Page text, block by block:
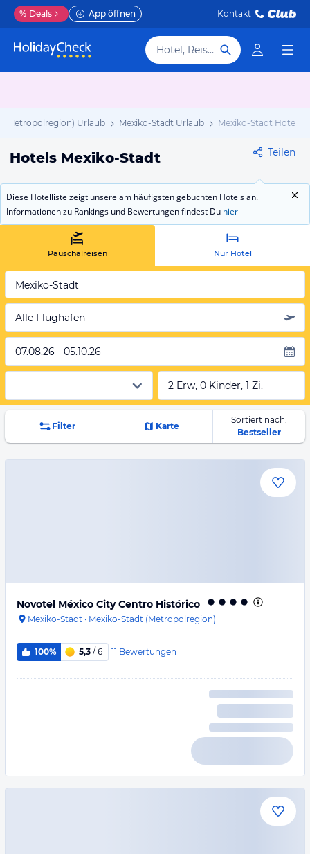
% Deals App öffnen Kontakt
Hotel, Reiseziel
(Metropolregion) Urlaub Mexiko-Stadt Urlaub Mexiko-Stadt Hotels
Hotels Mexiko-Stadt Teilen
Diese Hotelliste zeigt unsere am häufigsten gebuchten Hotels an.
Informationen zu Rankings und Bewertungen findest Du hier
Pauschalreisen Nur Hotel
Mexiko-Stadt
Alle Flughäfen
07.08.26 - 05.10.26
2 Erw, 0 Kinder, 1 Zi.
Filter Karte
Sortiert nach:
Bestseller
Novotel México City Centro Histórico
Mexiko-Stadt · Mexiko-Stadt (Metropolregion)
100% 5,3 / 6 11 Bewertungen